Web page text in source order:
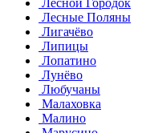
Лесные Поляны
Лигачёво
Липицы
Лопатино
Лунёво
Любучаны
Малаховка
Малино